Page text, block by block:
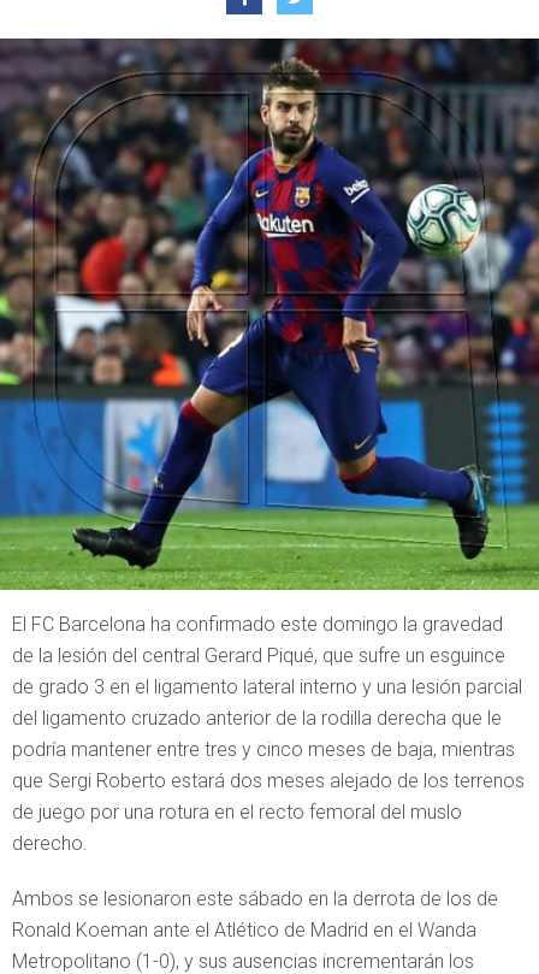
El FC Barcelona ha confirmado este domingo la gravedad
de la lesión del central Gerard Piqué, que sufre un esguince
de grado 3 en el ligamento lateral interno y una lesión parcial
del ligamento cruzado anterior de la rodilla derecha que le
podría mantener entre tres y cinco meses de baja, mientras
que Sergi Roberto estará dos meses alejado de los terrenos
de juego por una rotura en el recto femoral del muslo
derecho.
Ambos se lesionaron este sábado en la derrota de los de
Ronald Koeman ante el Atlético de Madrid en el Wanda
Metropolitano (1-0), y sus ausencias incrementarán los